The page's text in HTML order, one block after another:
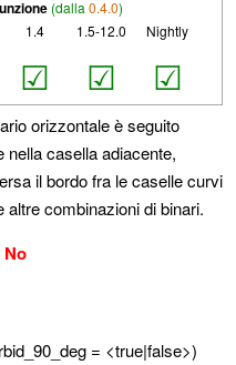
(dalla 0.4.0)
1.4
☑
1.5-12.0
☑
Nightly
☑
orizzontale è seguito
nella casella adiacente,
il bordo fra le caselle curvi
altre combinazioni di binari.
No
= <true|false>)